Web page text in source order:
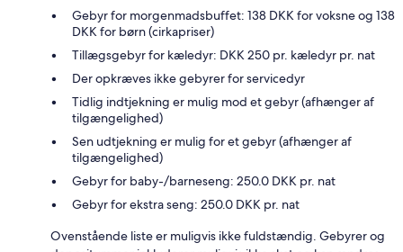
Gebyr for morgenmadsbuffet: 138 DKK for voksne og 138
DKK for børn (cirkapriser)
Tillægsgebyr for kæledyr: DKK 250 pr. kæledyr pr. nat
Der opkræves ikke gebyrer for servicedyr
Tidlig indtjekning er mulig mod et gebyr (afhænger af
tilgængelighed)
Sen udtjekning er mulig for et gebyr (afhænger af
tilgængelighed)
Gebyr for baby-/barneseng: 250.0 DKK pr. nat
Gebyr for ekstra seng: 250.0 DKK pr. nat
Ovenstående liste er muligvis ikke fuldstændig. Gebyrer og